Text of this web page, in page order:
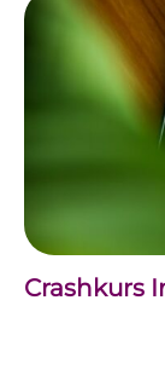
Crashkurs